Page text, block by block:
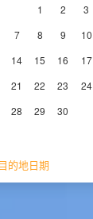
1 2 3
7 8 9 10
14 15 16 17
21 22 23 24
28 29 30
的地日期